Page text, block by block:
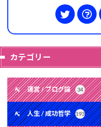
カテゴリー
運営 / ブログ論 34
人生 / 成功哲学 193